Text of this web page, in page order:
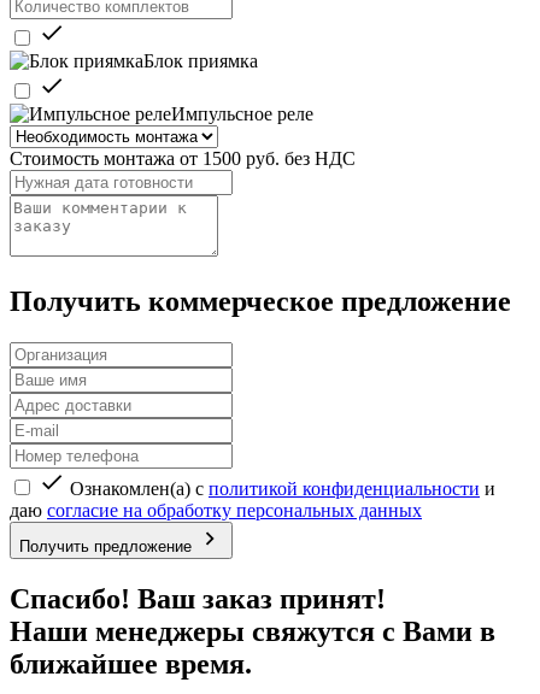
Блок приямка
Импульсное реле
Стоимость монтажа от 1500 руб. без НДС
Получить коммерческое предложение
Ознакомлен(а) с политикой конфиденциальности и
даю согласие на обработку персональных данных
Получить предложение
Спасибо! Ваш заказ принят!
Наши менеджеры свяжутся с Вами в
ближайшее время.